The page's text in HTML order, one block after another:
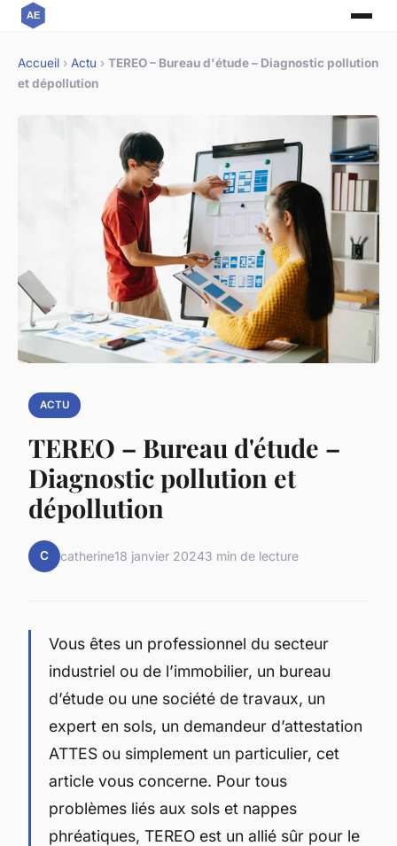
Accueil › Actu › TEREO – Bureau d'étude – Diagnostic pollution
et dépollution
ACTU
TEREO – Bureau d'étude –
Diagnostic pollution et
dépollution
C catherine18 janvier 20243 min de lecture
Vous êtes un professionnel du secteur
industriel ou de l’immobilier, un bureau
d’étude ou une société de travaux, un
expert en sols, un demandeur d’attestation
ATTES ou simplement un particulier, cet
article vous concerne. Pour tous
problèmes liés aux sols et nappes
phréatiques, TEREO est un allié sûr pour le